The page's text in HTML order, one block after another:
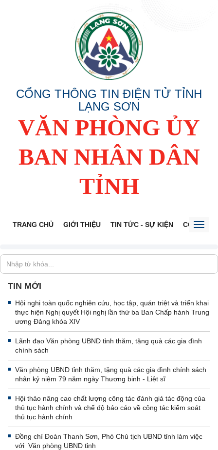
CỔNG THÔNG TIN ĐIỆN TỬ TỈNH
LẠNG SƠN
VĂN PHÒNG ỦY
BAN NHÂN DÂN
TỈNH
TRANG CHỦ GIỚI THIỆU TIN TỨC - SỰ KIỆN CỔNG
TIN MỚI
Hội nghị toàn quốc nghiên cứu, học tập, quán triệt và triển khai
thực hiện Nghị quyết Hội nghị lần thứ ba Ban Chấp hành Trung
ương Đảng khóa XIV
Lãnh đạo Văn phòng UBND tỉnh thăm, tặng quà các gia đình
chính sách
Văn phòng UBND tỉnh thăm, tặng quà các gia đình chính sách
nhân kỷ niệm 79 năm ngày Thương binh - Liệt sĩ
Hội thảo nâng cao chất lượng công tác đánh giá tác động của
thủ tục hành chính và chế độ báo cáo về công tác kiểm soát
thủ tục hành chính
Đồng chí Đoàn Thanh Sơn, Phó Chủ tịch UBND tỉnh làm việc
với Văn phòng UBND tỉnh